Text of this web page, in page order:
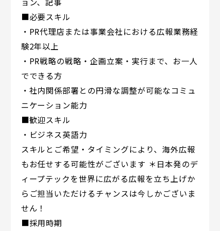
■必要スキル
・PR代理店または事業会社における広報業務経
験2年以上
・PR戦略の戦略・企画立案・実行まで、お一人
でできる方
・社内関係部署との円滑な調整が可能なコミュ
ニケーション能力
■歓迎スキル
・ビジネス英語力
スキルとご希望・タイミングにより、海外広報
もお任せする可能性がございます ＊日本発のデ
ィープテックを世界に広がる広報を立ち上げか
らご担当いただけるチャンスは今しかございま
せん！
■採用時期